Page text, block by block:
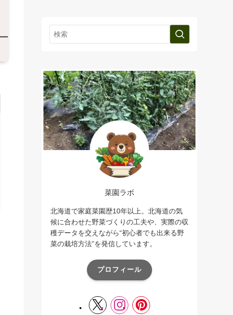
菜園ラボ
北海道で家庭菜園歴10年以上。北海道の気
候に合わせた野菜づくりの工夫や、実際の収
穫データを交えながら“初心者でも出来る野
菜の栽培方法”を発信しています。
プロフィール